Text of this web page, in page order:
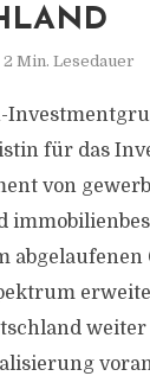
2 Min. Lesedauer
für das
von
abgelaufenen